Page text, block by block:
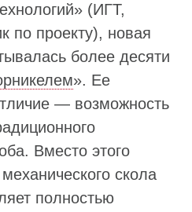
(ИГТ,
по проекту), новая
более десяти
». Ее
— возможность
Вместо этого
скола
полностью